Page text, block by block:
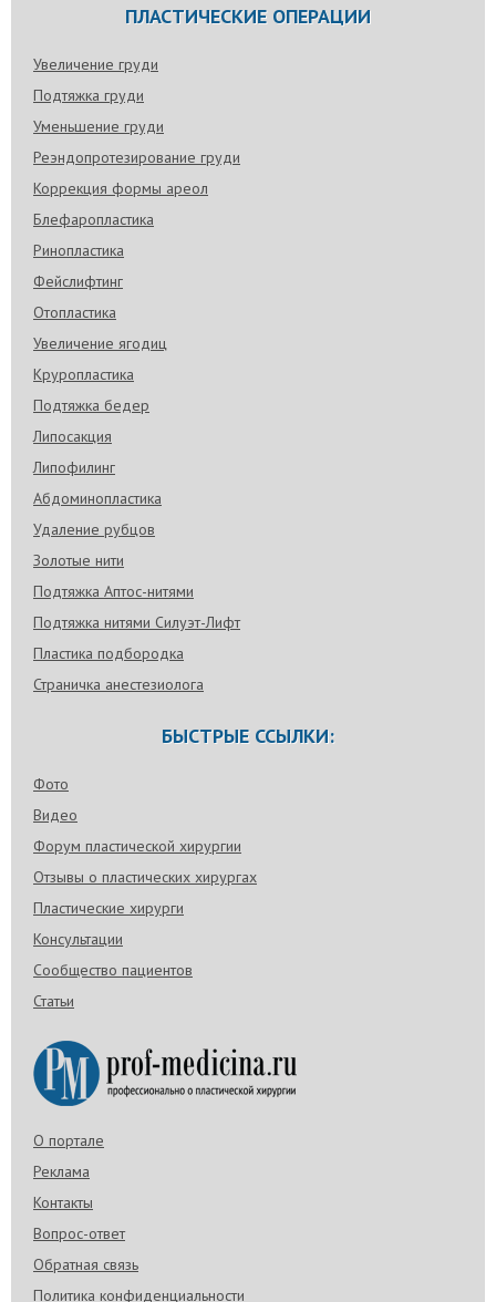
ПЛАСТИЧЕСКИЕ ОПЕРАЦИИ
Увеличение груди
Подтяжка груди
Уменьшение груди
Реэндопротезирование груди
Коррекция формы ареол
Блефаропластика
Ринопластика
Фейслифтинг
Отопластика
Увеличение ягодиц
Круропластика
Подтяжка бедер
Липосакция
Липофилинг
Абдоминопластика
Удаление рубцов
Золотые нити
Подтяжка Аптос-нитями
Подтяжка нитями Силуэт-Лифт
Пластика подбородка
Страничка анестезиолога
БЫСТРЫЕ ССЫЛКИ:
Фото
Видео
Форум пластической хирургии
Отзывы о пластических хирургах
Пластические хирурги
Консультации
Сообщество пациентов
Статьи
О портале
Реклама
Контакты
Вопрос-ответ
Обратная связь
Политика конфиденциальности